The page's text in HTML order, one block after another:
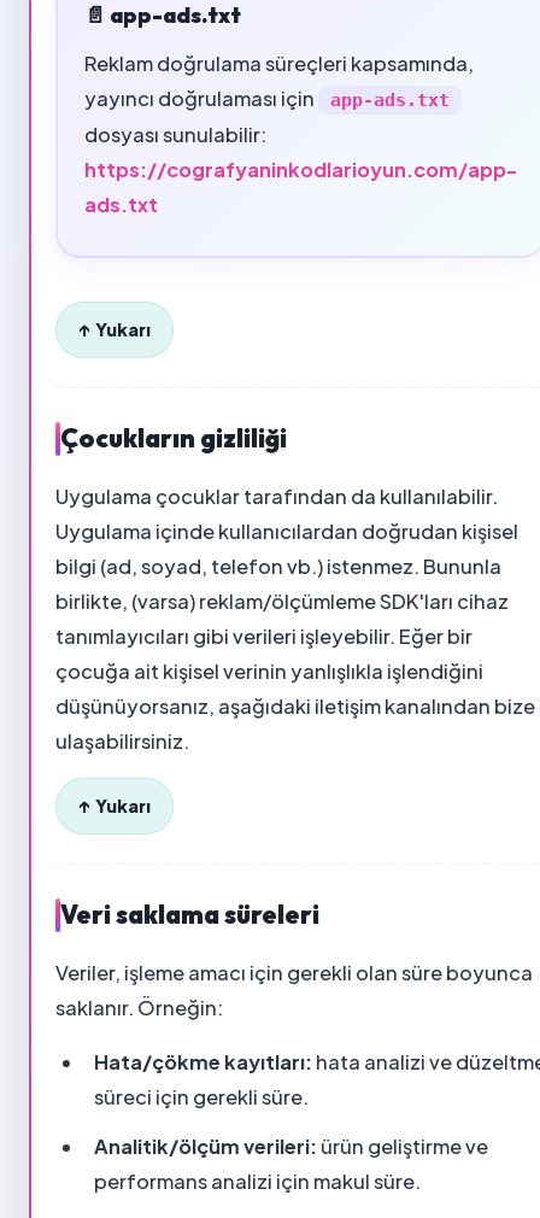
📄 app-ads.txt
Reklam doğrulama süreçleri kapsamında,
yayıncı doğrulaması için
app-ads.txt
dosyası sunulabilir:
https://cografyaninkodlarioyun.com/app-
ads.txt
↑ Yukarı
Çocukların gizliliği
Uygulama çocuklar tarafından da kullanılabilir.
Uygulama içinde kullanıcılardan doğrudan kişisel
bilgi (ad, soyad, telefon vb.) istenmez. Bununla
birlikte, (varsa) reklam/ölçümleme SDK'ları cihaz
tanımlayıcıları gibi verileri işleyebilir. Eğer bir
çocuğa ait kişisel verinin yanlışlıkla işlendiğini
düşünüyorsanız, aşağıdaki iletişim kanalından bize
ulaşabilirsiniz.
↑ Yukarı
Veri saklama süreleri
Veriler, işleme amacı için gerekli olan süre boyunca
saklanır. Örneğin:
Hata/çökme kayıtları: hata analizi ve
süreci için gerekli süre.
Analitik/ölçüm verileri: ürün geliştirme ve
performans analizi için makul süre.